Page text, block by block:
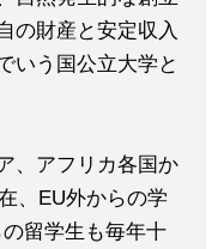
の財産と安定収入
いう国公立大学と
、アフリカ各国か
、EU外からの学
留学生も毎年十